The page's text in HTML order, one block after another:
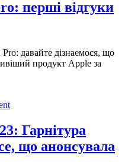
перші відгуки
давайте дізнаемося, що
продукт Apple за
Гарнітура
що анонсувала